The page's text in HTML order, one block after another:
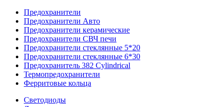
Предохранители
Предохранители Авто
Предохранители керамические
Предохранители СВЧ печи
Предохранители стеклянные 5*20
Предохранители стеклянные 6*30
Предохранитель 382 Cylindrical
Термопредохранители
Ферритовые кольца
Светодиоды